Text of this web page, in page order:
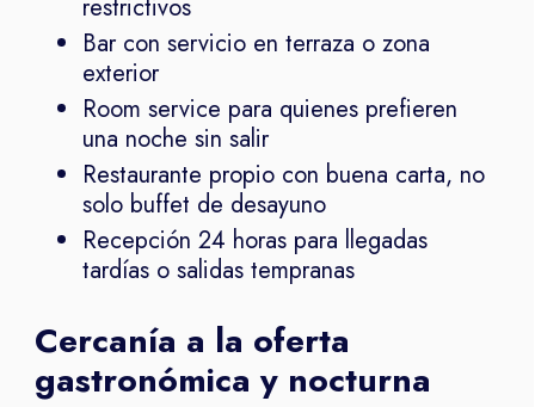
restrictivos
Bar con servicio en terraza o zona
exterior
Room service para quienes prefieren
una noche sin salir
Restaurante propio con buena carta, no
solo buffet de desayuno
Recepción 24 horas para llegadas
tardías o salidas tempranas
Cercanía a la oferta
gastronómica y nocturna